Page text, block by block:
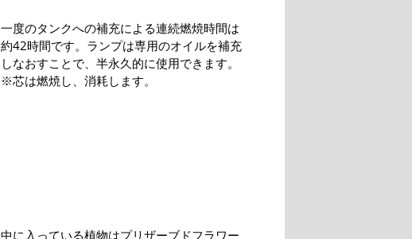
一度のタンクへの補充による連続燃焼時間は
約42時間です。ランプは専用のオイルを補充
しなおすことで、半永久的に使用できます。
※芯は燃焼し、消耗します。
中に入っている植物はプリザーブドフラワー